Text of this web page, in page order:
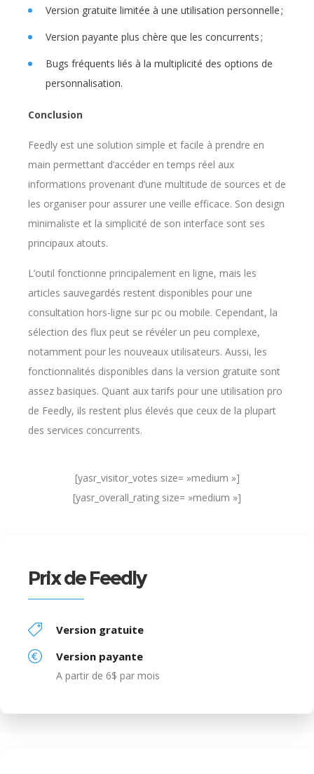
Version gratuite limitée à une utilisation personnelle ;
Version payante plus chère que les concurrents ;
Bugs fréquents liés à la multiplicité des options de
personnalisation.
Conclusion
Feedly est une solution simple et facile à prendre en
main permettant d’accéder en temps réel aux
informations provenant d’une multitude de sources et de
les organiser pour assurer une veille efficace. Son design
minimaliste et la simplicité de son interface sont ses
principaux atouts.
L’outil fonctionne principalement en ligne, mais les
articles sauvegardés restent disponibles pour une
consultation hors-ligne sur pc ou mobile. Cependant, la
sélection des flux peut se révéler un peu complexe,
notamment pour les nouveaux utilisateurs. Aussi, les
fonctionnalités disponibles dans la version gratuite sont
assez basiques. Quant aux tarifs pour une utilisation pro
de Feedly, ils restent plus élevés que ceux de la plupart
des services concurrents.
[yasr_visitor_votes size= »medium »]
[yasr_overall_rating size= »medium »]
Prix de Feedly
Version gratuite
Version payante
A partir de 6$ par mois